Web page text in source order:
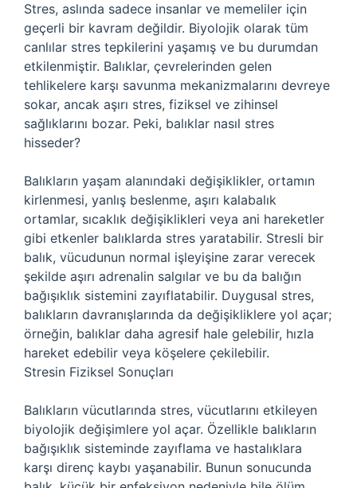
Stres, aslında sadece insanlar ve memeliler için
geçerli bir kavram değildir. Biyolojik olarak tüm
canlılar stres tepkilerini yaşamış ve bu durumdan
etkilenmiştir. Balıklar, çevrelerinden gelen
tehlikelere karşı savunma mekanizmalarını devreye
sokar, ancak aşırı stres, fiziksel ve zihinsel
sağlıklarını bozar. Peki, balıklar nasıl stres
hisseder?
Balıkların yaşam alanındaki değişiklikler, ortamın
kirlenmesi, yanlış beslenme, aşırı kalabalık
ortamlar, sıcaklık değişiklikleri veya ani hareketler
gibi etkenler balıklarda stres yaratabilir. Stresli bir
balık, vücudunun normal işleyişine zarar verecek
şekilde aşırı adrenalin salgılar ve bu da balığın
bağışıklık sistemini zayıflatabilir. Duygusal stres,
balıkların davranışlarında da değişikliklere yol açar;
örneğin, balıklar daha agresif hale gelebilir, hızla
hareket edebilir veya köşelere çekilebilir.
Stresin Fiziksel Sonuçları
Balıkların vücutlarında stres, vücutlarını etkileyen
biyolojik değişimlere yol açar. Özellikle balıkların
bağışıklık sisteminde zayıflama ve hastalıklara
karşı direnç kaybı yaşanabilir. Bunun sonucunda